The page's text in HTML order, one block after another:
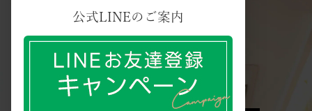
公式LINEのご案内
CONTACT